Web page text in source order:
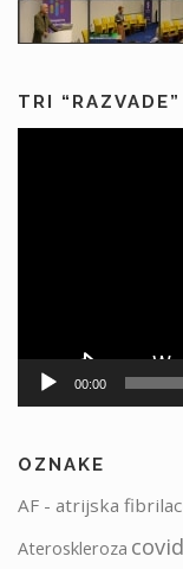
TRI
00:00
OZNAKE
AF - atrijska
Ateroskleroza